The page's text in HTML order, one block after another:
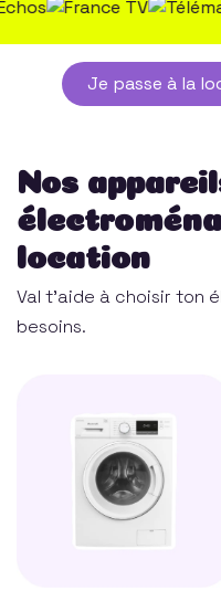
Je passe à la
Nos
location
Val t'aide à choisir ton
besoins.